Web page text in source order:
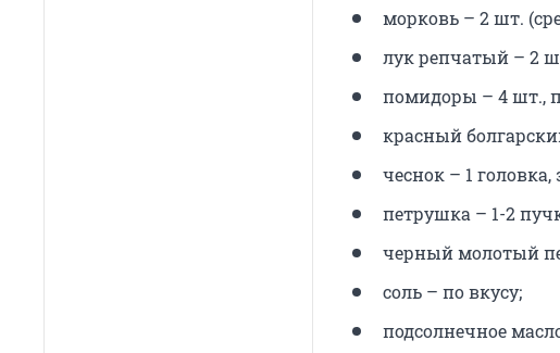
морковь – 2 шт.
лук репчатый – 2
помидоры – 4 шт.,
красный
чеснок – 1
петрушка – 1-2
черный молотый
соль – по вкусу;
подсолнечное